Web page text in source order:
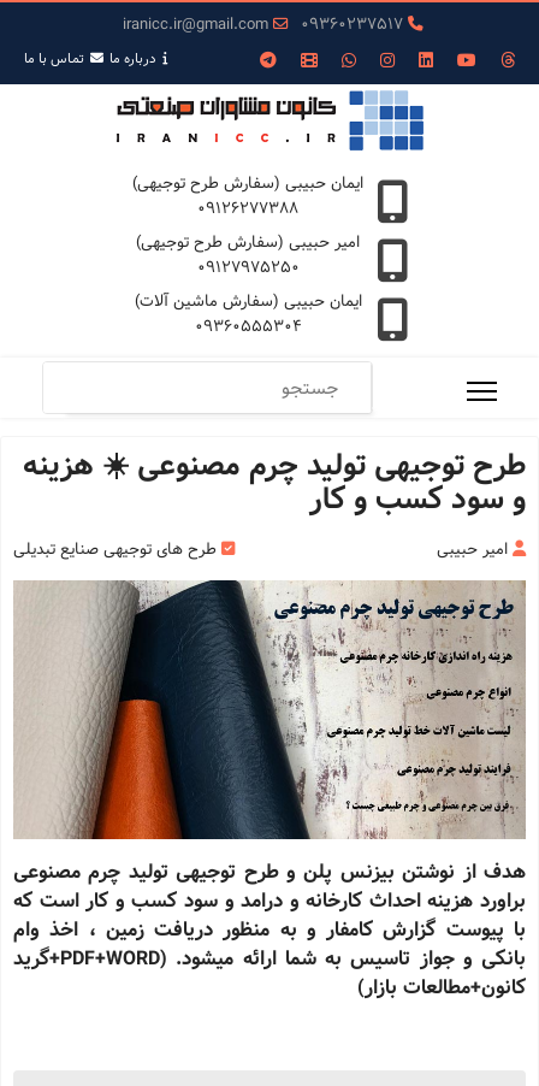
09360237517
iranicc.ir@gmail.com
درباره ما تمـاس با ما
ایمان حبیبی (سفارش طرح توجیهی)
09126277388
امیر حبیبی (سفارش طرح توجیهی)
09127975250
ایمان حبیبی (سفارش ماشین آلات)
09360555304
طرح توجیهی تولید چرم مصنوعی ☀️ هزینه
و سود کسب و کار
امیر حبیبی طرح های توجیهی صنایع تبدیلی
هدف از نوشتن بیزنس پلن و طرح توجیهی تولید چرم مصنوعی
براورد هزینه احداث کارخانه و درامد و سود کسب و کار است که
با پیوست گزارش کامفار و به منظور دریافت زمین ، اخذ وام
بانکی و جواز تاسیس به شما ارائه میشود. (PDF+WORD+گرید
کانون+مطالعات بازار)